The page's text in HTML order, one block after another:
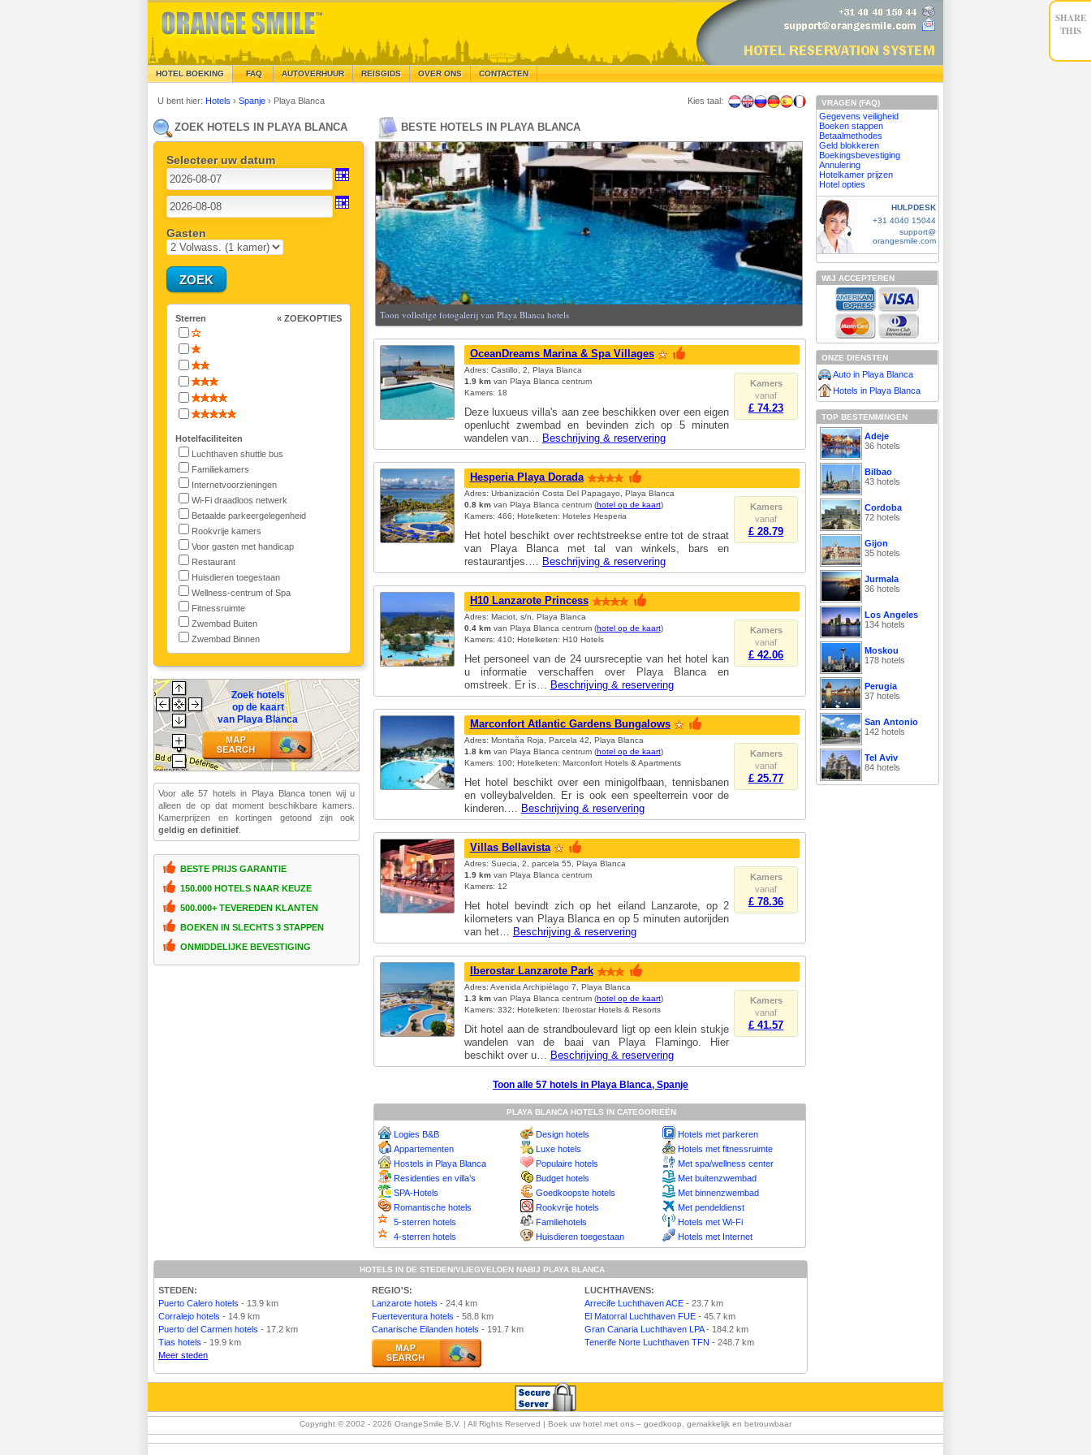
HOTEL BOEKING FAQ AUTOVERHUUR REISGIDS OVER ONS CONTACTEN
U bent hier:Hotels›Spanje› Playa Blanca Kies taal:
ZOEK HOTELS IN PLAYA BLANCA
Selecteer uw datum
Gasten
Sterren « ZOEKOPTIES
Hotelfaciliteiten
Luchthaven shuttle bus
Familiekamers
Internetvoorzieningen
Wi-Fi draadloos netwerk
Betaalde parkeergelegenheid
Rookvrije kamers
Voor gasten met handicap
Restaurant
Huisdieren toegestaan
Wellness-centrum of Spa
Fitnessruimte
Zwembad Buiten
Zwembad Binnen
Zoek hotels
op de kaart
van Playa Blanca
Voor alle 57 hotels in Playa Blanca tonen wij u
alleen de op dat moment beschikbare kamers.
Kamerprijzen en kortingen getoond zijn ook
geldig en definitief
BESTE PRIJS GARANTIE
150.000 HOTELS NAAR KEUZE
500.000+ TEVEREDEN KLANTEN
BOEKEN IN SLECHTS 3 STAPPEN
ONMIDDELIJKE BEVESTIGING
BESTE HOTELS IN PLAYA BLANCA
Toon volledige fotogalerij van Playa Blanca hotels
OceanDreams Marina & Spa Villages
Adres: Castillo, 2, Playa Blanca
1.9 kmvan Playa Blanca centrum
Kamers: 18
Deze luxueus villa's aan zee beschikken over een eigen
openlucht zwembad en bevinden zich op 5 minuten
wandelen van… Beschrijving & reservering
Kamers
vanaf
£ 74.23
Hesperia Playa Dorada
Adres: Urbanización Costa Del Papagayo, Playa Blanca
0.8 kmvan Playa Blanca centrum (hotel op de kaart)
Kamers: 466; Hotelketen: Hoteles Hesperia
Het hotel beschikt over rechtstreekse entre tot de straat
van Playa Blanca met tal van winkels, bars en
restaurantjes.… Beschrijving & reservering
Kamers
vanaf
£ 28.79
H10 Lanzarote Princess
Adres: Maciot, s/n, Playa Blanca
0.4 kmvan Playa Blanca centrum (hotel op de kaart)
Kamers: 410; Hotelketen: H10 Hotels
Het personeel van de 24 uursreceptie van het hotel kan
u informatie verschaffen over Playa Blanca en
omstreek. Er is… Beschrijving & reservering
Kamers
vanaf
£ 42.06
Marconfort Atlantic Gardens Bungalows
Adres: Montaña Roja, Parcela 42, Playa Blanca
1.8 kmvan Playa Blanca centrum (hotel op de kaart)
Kamers: 100; Hotelketen: Marconfort Hotels & Apartments
Het hotel beschikt over een minigolfbaan, tennisbanen
en volleybalvelden. Er is ook een speelterrein voor de
kinderen.… Beschrijving & reservering
Kamers
vanaf
£ 25.77
Villas Bellavista
Adres: Suecia, 2, parcela 55, Playa Blanca
1.9 kmvan Playa Blanca centrum
Kamers: 12
Het hotel bevindt zich op het eiland Lanzarote, op 2
kilometers van Playa Blanca en op 5 minuten autorijden
van het… Beschrijving & reservering
Kamers
vanaf
£ 78.36
Iberostar Lanzarote Park
Adres: Avenida Archipiélago 7, Playa Blanca
1.3 kmvan Playa Blanca centrum (hotel op de kaart)
Kamers: 332; Hotelketen: Iberostar Hotels & Resorts
Dit hotel aan de strandboulevard ligt op een klein stukje
wandelen van de baai van Playa Flamingo. Hier
beschikt over u… Beschrijving & reservering
Kamers
vanaf
£ 41.57
Toon alle 57 hotels in Playa Blanca, Spanje
PLAYA BLANCA HOTELS IN CATEGORIEËN
Logies B&B
Appartementen
Hostels in Playa Blanca
Residenties en villa’s
SPA-Hotels
Romantische hotels
5-sterren hotels
4-sterren hotels
Design hotels
Luxe hotels
Populaire hotels
Budget hotels
Goedkoopste hotels
Rookvrije hotels
Familiehotels
Huisdieren toegestaan
Hotels met parkeren
Hotels met fitnessruimte
Met spa/wellness center
Met buitenzwembad
Met binnenzwembad
Met pendeldienst
Hotels met Wi-Fi
Hotels met Internet
HOTELS IN DE STEDEN/VLIEGVELDEN NABIJ PLAYA BLANCA
STEDEN:
Puerto Calero hotels - 13.9 km
Corralejo hotels - 14.9 km
Puerto del Carmen hotels - 17.2 km
Tias hotels - 19.9 km
Meer steden
REGIO'S:
Lanzarote hotels - 24.4 km
Fuerteventura hotels - 58.8 km
Canarische Eilanden hotels - 191.7 km
LUCHTHAVENS:
Arrecife Luchthaven ACE- 23.7 km
El Matorral Luchthaven FUE- 45.7 km
Gran Canaria Luchthaven LPA- 184.2 km
Tenerife Norte Luchthaven TFN - 248.7 km
VRAGEN (FAQ)
Gegevens veiligheid
Boeken stappen
Betaalmethodes
Geld blokkeren
Boekingsbevestiging
Annulering
Hotelkamer prijzen
Hotel opties
HULPDESK
+31 4040 15044
support@
orangesmile.com
WIJ ACCEPTEREN
ONZE DIENSTEN
Auto in Playa Blanca
Hotels in Playa Blanca
TOP BESTEMMINGEN
Adeje
36 hotels
Bilbao
43 hotels
Cordoba
72 hotels
Gijon
35 hotels
Jurmala
36 hotels
Los Angeles
134 hotels
Moskou
178 hotels
Perugia
37 hotels
San Antonio
142 hotels
Tel Aviv
84 hotels
Copyright © 2002 - 2026 OrangeSmile B.V. | All Rights Reserved | Boek uw hotel met ons – goedkoop, gemakkelijk en betrouwbaar
SHARE
THIS